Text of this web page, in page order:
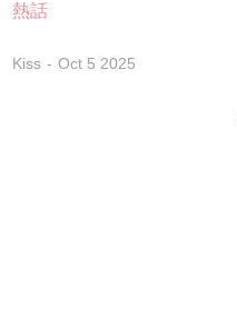
熱話
Kiss Oct 5 2025